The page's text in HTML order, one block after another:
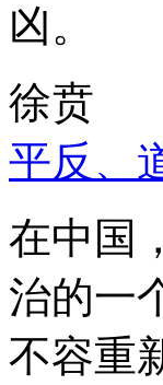
凶。
徐贲
平反、
在中国
治的一
不容重